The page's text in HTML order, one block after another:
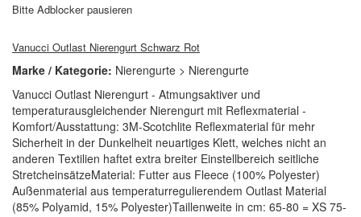
Bitte Adblocker pausieren
Vanucci Outlast Nierengurt Schwarz Rot
Marke / Kategorie: Nierengurte > Nierengurte
Vanucci Outlast Nierengurt - Atmungsaktiver und
temperaturausgleichender Nierengurt mit Reflexmaterial -
Komfort/Ausstattung: 3M-Scotchlite Reflexmaterial für mehr
Sicherheit in der Dunkelheit neuartiges Klett, welches nicht an
anderen Textilien haftet extra breiter Einstellbereich seitliche
StretcheinsätzeMaterial: Futter aus Fleece (100% Polyester)
Außenmaterial aus temperaturregulierendem Outlast Material
(85% Polyamid, 15% Polyester)Taillenweite in cm: 65-80 = XS 75-